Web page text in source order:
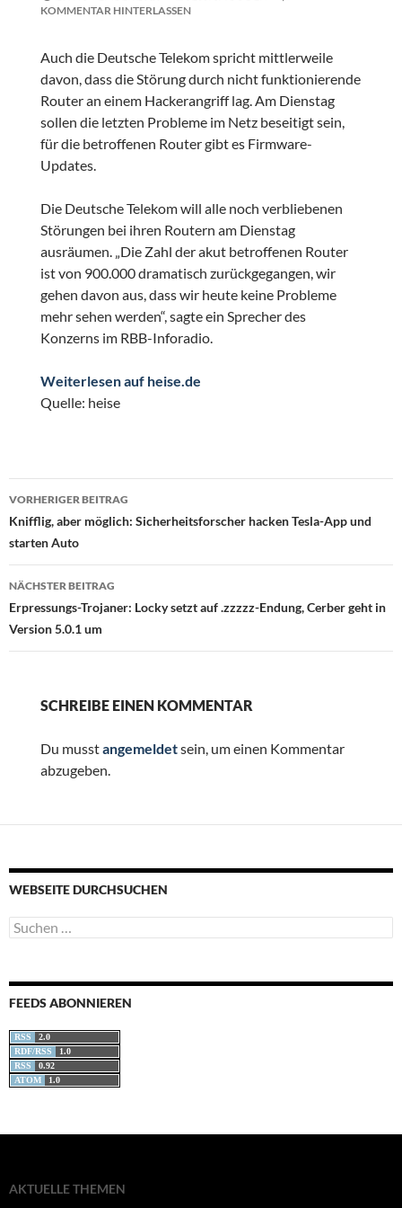
KOMMENTAR HINTERLASSEN
Auch die Deutsche Telekom spricht mittlerweile
davon, dass die Störung durch nicht funktionierende
Router an einem Hackerangriff lag. Am Dienstag
sollen die letzten Probleme im Netz beseitigt sein,
für die betroffenen Router gibt es Firmware-
Updates.
Die Deutsche Telekom will alle noch verbliebenen
Störungen bei ihren Routern am Dienstag
ausräumen. „Die Zahl der akut betroffenen Router
ist von 900.000 dramatisch zurückgegangen, wir
gehen davon aus, dass wir heute keine Probleme
mehr sehen werden“, sagte ein Sprecher des
Konzerns im RBB-Inforadio.
Weiterlesen auf heise.de
Quelle: heise
Beitragsnavigation
VORHERIGER BEITRAG
Knifflig, aber möglich: Sicherheitsforscher hacken Tesla-App und
starten Auto
NÄCHSTER BEITRAG
Erpressungs-Trojaner: Locky setzt auf .zzzzz-Endung, Cerber geht in
Version 5.0.1 um
SCHREIBE EINEN KOMMENTAR
Du musstangemeldetsein, um einen Kommentar
abzugeben.
WEBSEITE DURCHSUCHEN
Suchen
nach:
FEEDS ABONNIEREN
RSS
2.0
RDF/RSS
1.0
RSS
0.92
ATOM
1.0
AKTUELLE THEMEN